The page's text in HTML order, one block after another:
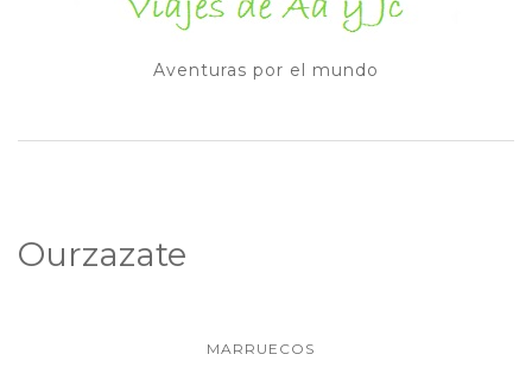
Aventuras por el mundo
Ourzazate
MARRUECOS